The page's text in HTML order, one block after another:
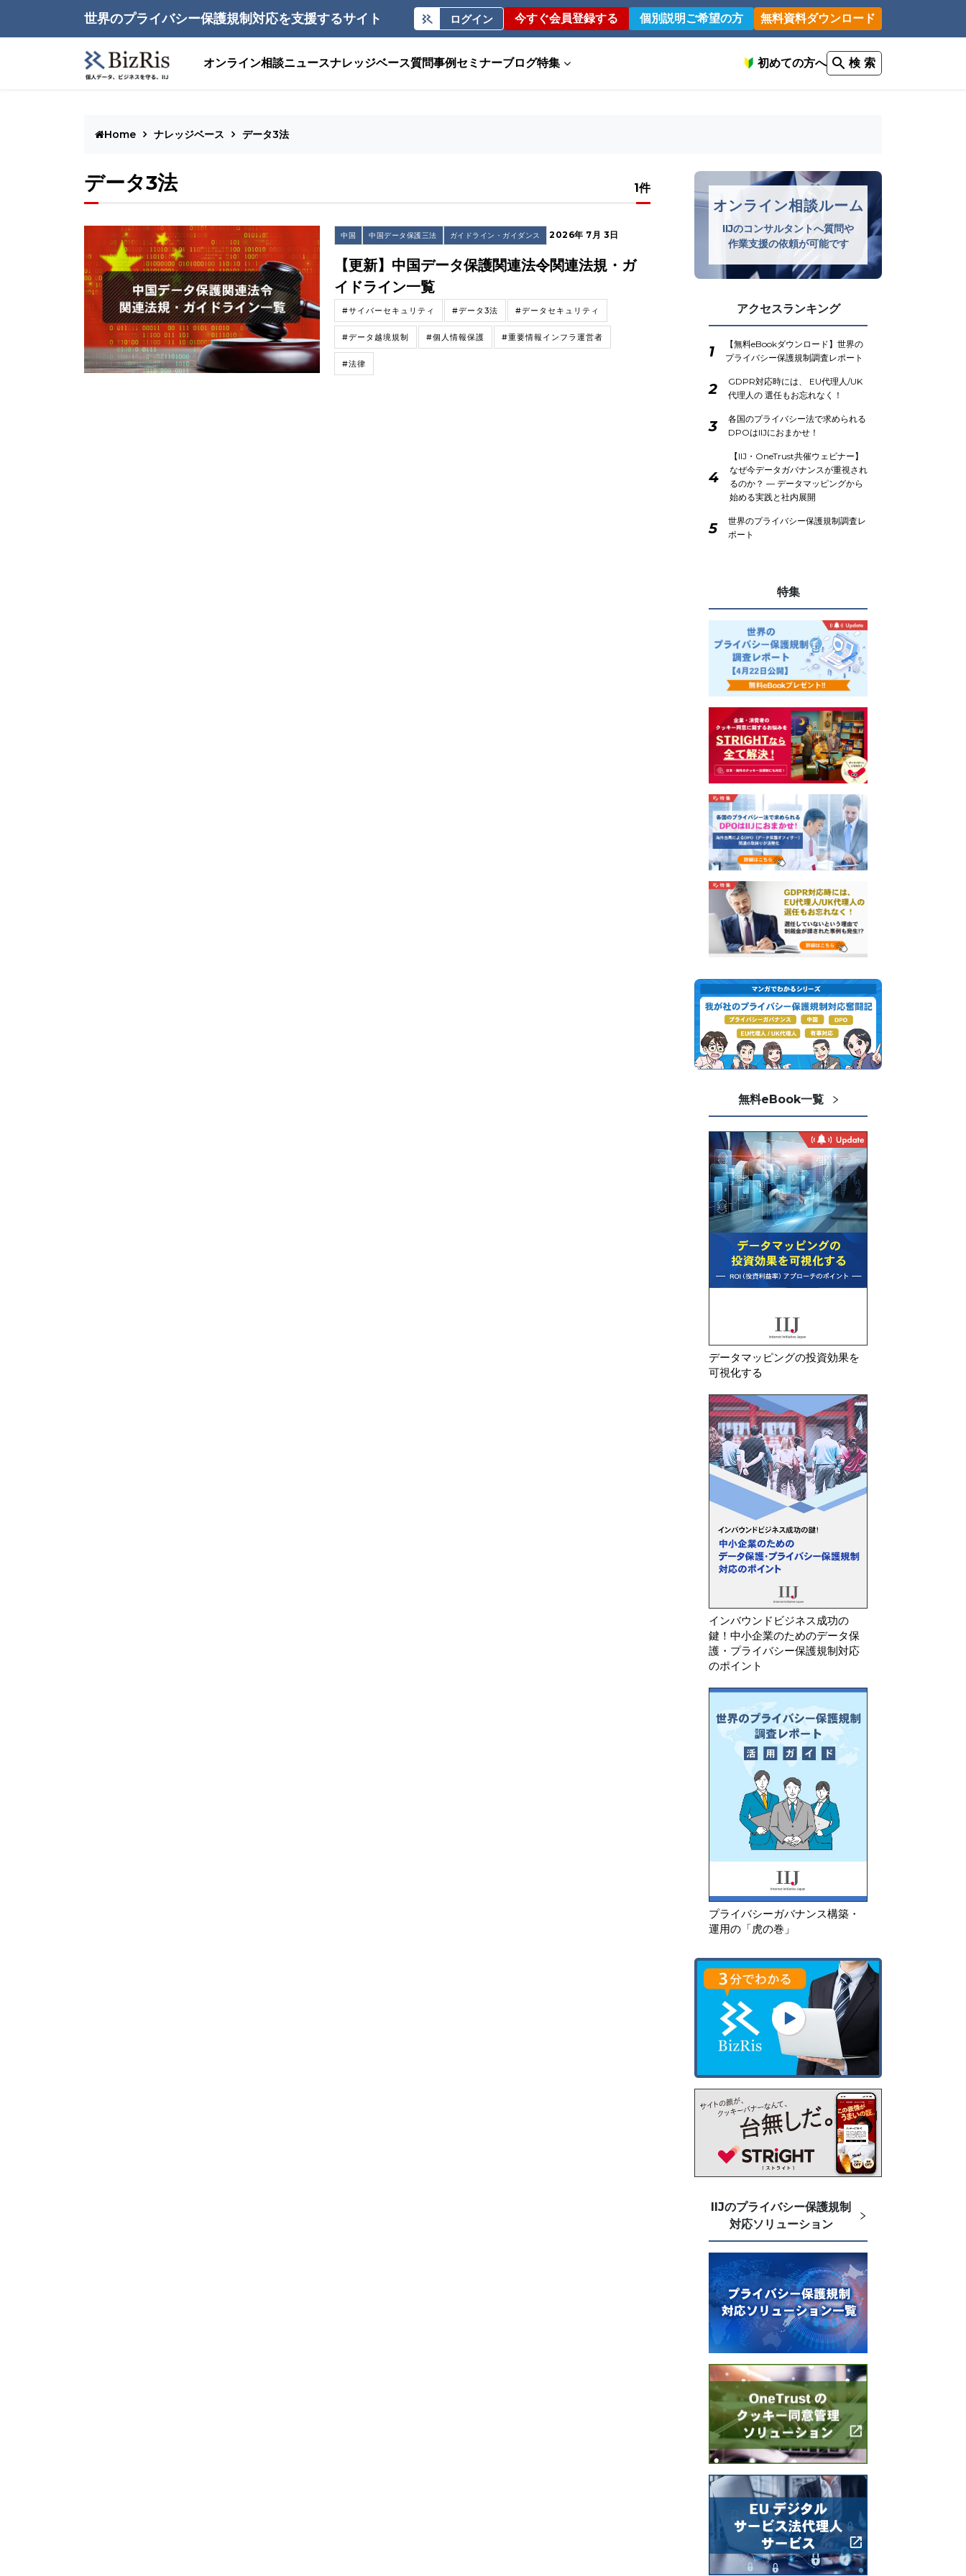
世界のプライバシー保護規制対応を支援するサイト ログイン 今すぐ会員登録する 個別説明ご希望の方 無料資料ダウンロード
オンライン相談ニュースナレッジベース質問事例 セミナーブログ特集 初めての方へ 検 索
Home ナレッジベース データ3法
データ3法 1件
中国 中国データ保護三法 ガイドライン・ガイダンス 2026年 7月 3日
【更新】中国データ保護関連法令関連法規・ガ
イドライン一覧
#サイバーセキュリティ #データ3法 #データセキュリティ
#データ越境規制 #個人情報保護 #重要情報インフラ運営者
#法律
オンライン相談ルーム
IIJのコンサルタントへ質問や
作業支援の依頼が可能です
アクセスランキング
1
【無料eBookダウンロード】世界の
プライバシー保護規制調査レポート
2
GDPR対応時には、 EU代理人/UK
代理人の 選任もお忘れなく！
3
各国のプライバシー法で求められる
DPOはIIJにおまかせ！
4
【IIJ・OneTrust共催ウェビナー】
なぜ今データガバナンスが重視され
るのか？ ― データマッピングから
始める実践と社内展開
5
世界のプライバシー保護規制調査レ
ポート
特集
無料eBook一覧
データマッピングの投資効果を
可視化する
インバウンドビジネス成功の
鍵！中小企業のためのデータ保
護・プライバシー保護規制対応
のポイント
プライバシーガバナンス構築・
運用の「虎の巻」
IIJのプライバシー保護規制
対応ソリューション